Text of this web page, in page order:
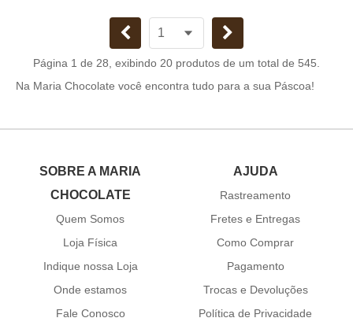
Página 1 de 28, exibindo 20 produtos de um total de 545.
Na Maria Chocolate você encontra tudo para a sua Páscoa!
SOBRE A MARIA
CHOCOLATE
Quem Somos
Loja Física
Indique nossa Loja
Onde estamos
Fale Conosco
AJUDA
Rastreamento
Fretes e Entregas
Como Comprar
Pagamento
Trocas e Devoluções
Política de Privacidade